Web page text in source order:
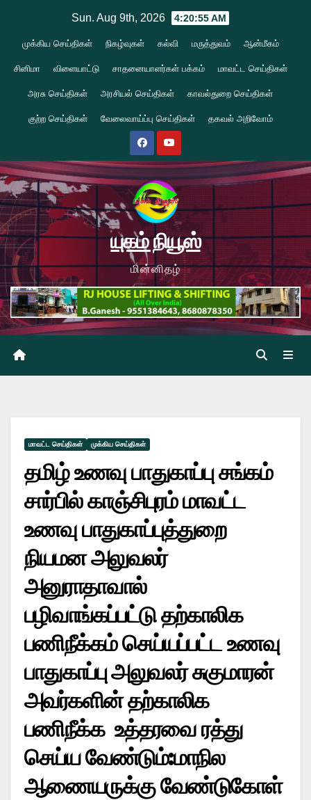
content
Sun. Aug 9th, 2026 4:20:56 AM
முக்கிய செய்திகள் நிகழ்வுகள் கல்வி மருத்துவம் ஆன்மீகம்
சினிமா விளையாட்டு சாதனையாளர்கள் பக்கம் மாவட்ட செய்திகள்
அரசு செய்திகள் அரசியல் செய்திகள் காவல்துறை செய்திகள்
குற்ற செய்திகள் வேலைவாய்ப்பு செய்திகள் தகவல் அறிவோம்
யுகம் நியூஸ்
மின்னிதழ்
மாவட்ட செய்திகள் முக்கிய செய்திகள்
தமிழ் உணவு பாதுகாப்பு சங்கம்
சார்பில் காஞ்சிபுரம் மாவட்ட
உணவு பாதுகாப்புத்துறை
நியமன அலுவலர்
அனுராதாவால்
பழிவாங்கப்பட்டு தற்காலிக
பணிநீக்கம் செய்யப்பட்ட உணவு
பாதுகாப்பு அலுவலர் சுகுமாரன்
அவர்களின் தற்காலிக
பணிநீக்க உத்தரவை ரத்து
செய்ய வேண்டும்:மாநில
ஆணையருக்கு வேண்டுகோள்